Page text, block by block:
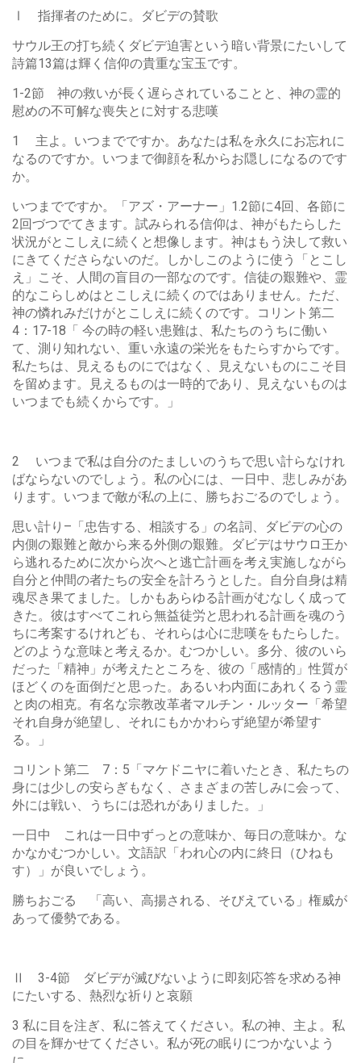
Ⅰ 指揮者のために。ダビデの賛歌
サウル王の打ち続くダビデ迫害という暗い背景にたいして
詩篇13篇は輝く信仰の貴重な宝玉です。
1-2節 神の救いが長く遅らされていることと、神の霊的
慰めの不可解な喪失とに対する悲嘆
1 主よ。いつまでですか。あなたは私を永久にお忘れに
なるのですか。いつまで御顔を私からお隠しになるのです
か。
いつまでですか。「アズ・アーナー」1.2節に4回、各節に
2回づつでてきます。試みられる信仰は、神がもたらした
状況がとこしえに続くと想像します。神はもう決して救い
にきてくださらないのだ。しかしこのように使う「とこし
え」こそ、人間の盲目の一部なのです。信徒の艱難や、霊
的なこらしめはとこしえに続くのではありません。ただ、
神の憐れみだけがとこしえに続くのです。コリント第二
4：17-18「 今の時の軽い患難は、私たちのうちに働い
て、測り知れない、重い永遠の栄光をもたらすからです。
私たちは、見えるものにではなく、見えないものにこそ目
を留めます。見えるものは一時的であり、見えないものは
いつまでも続くからです。」
2 いつまで私は自分のたましいのうちで思い計らなけれ
ばならないのでしょう。私の心には、一日中、悲しみがあ
ります。いつまで敵が私の上に、勝ちおごるのでしょう。
思い計り–「忠告する、相談する」の名詞、ダビデの心の
内側の艱難と敵から来る外側の艱難。ダビデはサウロ王か
ら逃れるために次から次へと逃亡計画を考え実施しながら
自分と仲間の者たちの安全を計ろうとした。自分自身は精
魂尽き果てました。しかもあらゆる計画がむなしく成って
きた。彼はすべてこれら無益徒労と思われる計画を魂のう
ちに考案するけれども、それらは心に悲嘆をもたらした。
どのような意味と考えるか。むつかしい。多分、彼のいら
だった「精神」が考えたところを、彼の「感情的」性質が
ほどくのを面倒だと思った。あるいわ内面にあれくるう霊
と肉の相克。有名な宗教改革者マルチン・ルッター「希望
それ自身が絶望し、それにもかかわらず絶望が希望す
る。」
コリント第二 7：5「マケドニヤに着いたとき、私たちの
身には少しの安らぎもなく、さまざまの苦しみに会って、
外には戦い、うちには恐れがありました。」
一日中 これは一日中ずっとの意味か、毎日の意味か。な
かなかむつかしい。文語訳「われ心の内に終日（ひねも
す）」が良いでしょう。
勝ちおごる 「高い、高揚される、そびえている」権威が
あって優勢である。
Ⅱ 3-4節 ダビデが滅びないように即刻応答を求める神
にたいする、熱烈な祈りと哀願
3 私に目を注ぎ、私に答えてください。私の神、主よ。私
の目を輝かせてください。私が死の眠りにつかないよう